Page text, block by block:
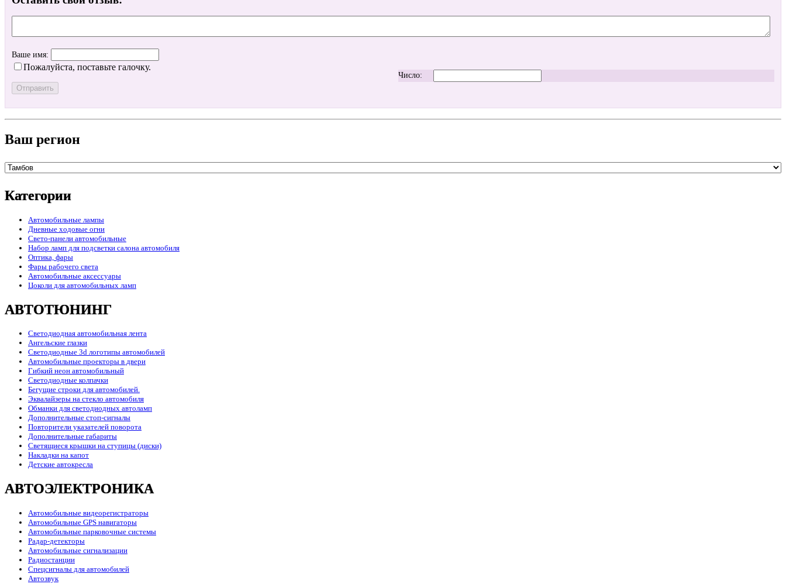
Ваше имя:
Пожалуйста, поставьте галочку.
Число:
Ваш регион
Категории
Автомобильные лампы
Дневные ходовые огни
Свето-панели автомобильные
Набор ламп для подсветки салона автомобиля
Оптика, фары
Фары рабочего света
Автомобильные аксессуары
Цоколи для автомобильных ламп
АВТОТЮНИНГ
Светодиодная автомобильная лента
Ангельские глазки
Светодиодные 3d логотипы автомобилей
Автомобильные проекторы в двери
Гибкий неон автомобильный
Светодиодные колпачки
Бегущие строки для автомобилей.
Эквалайзеры на стекло автомобиля
Обманки для светодиодных автоламп
Дополнительные стоп-сигналы
Повторители указателей поворота
Дополнительные габариты
Светящиеся крышки на ступицы (диски)
Накладки на капот
Детские автокресла
АВТОЭЛЕКТРОНИКА
Автомобильные видеорегистраторы
Автомобильные GPS навигаторы
Автомобильные парковочные системы
Радар-детекторы
Автомобильные сигнализации
Радиостанции
Спецсигналы для автомобилей
Автозвук